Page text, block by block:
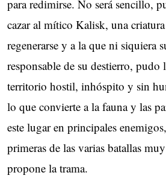
para redimirse. No será sencillo,
cazar al mítico Kalisk, una
regenerarse y a la que ni siquiera
responsable de su destierro, pudo
territorio hostil, inhóspito y sin
lo que convierte a la fauna y las
este lugar en principales
primeras de las varias batallas
propone la trama.